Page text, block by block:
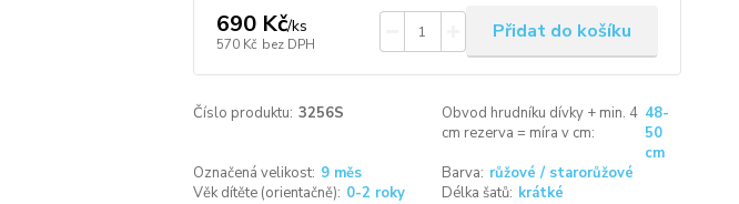
690 Kč/ks
570 Kč bez DPH
Přidat do košíku
Číslo produktu: 3256S
Obvod hrudníku dívky + min. 4
cm rezerva = míra v cm:
48-
50
cm
Označená velikost: 9 měs Barva: růžové / starorůžové
Věk dítěte (orientačně): 0-2 roky Délka šatů: krátké